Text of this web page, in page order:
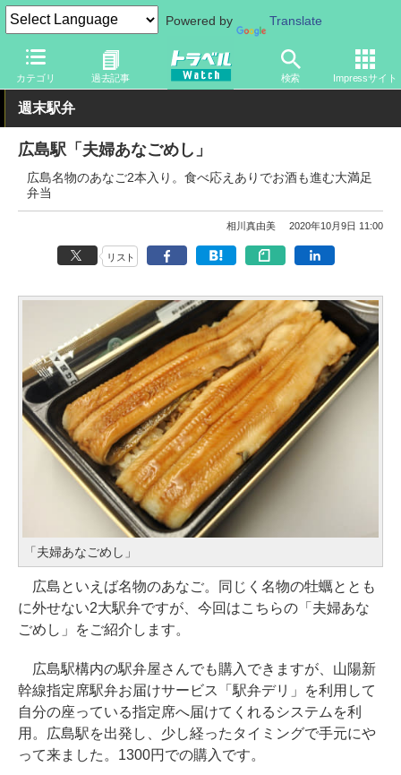
Powered by Translate
カテゴリ 過去記事 検索 Impressサイト
トラベル Watch 企業・政府・官庁 鉄道 JR
週末駅弁
広島駅「夫婦あなごめし」
広島名物のあなご2本入り。食べ応えありでお酒も進む大満足
弁当
相川真由美 2020年10月9日 11:00
リスト
「夫婦あなごめし」
広島といえば名物のあなご。同じく名物の牡蠣ととも
に外せない2大駅弁ですが、今回はこちらの「夫婦あな
ごめし」をご紹介します。
広島駅構内の駅弁屋さんでも購入できますが、山陽新
幹線指定席駅弁お届けサービス「駅弁デリ」を利用して
自分の座っている指定席へ届けてくれるシステムを利
用。広島駅を出発し、少し経ったタイミングで手元にや
って来ました。1300円での購入です。